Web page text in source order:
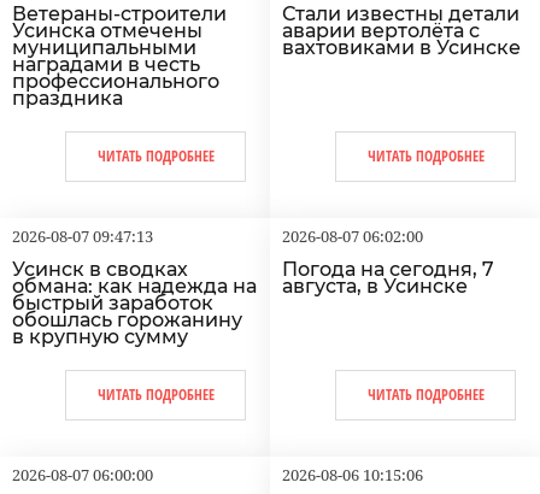
Ветераны-строители
Усинска отмечены
муниципальными
наградами в честь
профессионального
праздника
ЧИТАТЬ ПОДРОБНЕЕ
Стали известны детали
аварии вертолёта с
вахтовиками в Усинске
ЧИТАТЬ ПОДРОБНЕЕ
2026-08-07 09:47:13
Усинск в сводках
обмана: как надежда на
быстрый заработок
обошлась горожанину
в крупную сумму
ЧИТАТЬ ПОДРОБНЕЕ
2026-08-07 06:02:00
Погода на сегодня, 7
августа, в Усинске
ЧИТАТЬ ПОДРОБНЕЕ
2026-08-07 06:00:00 2026-08-06 10:15:06